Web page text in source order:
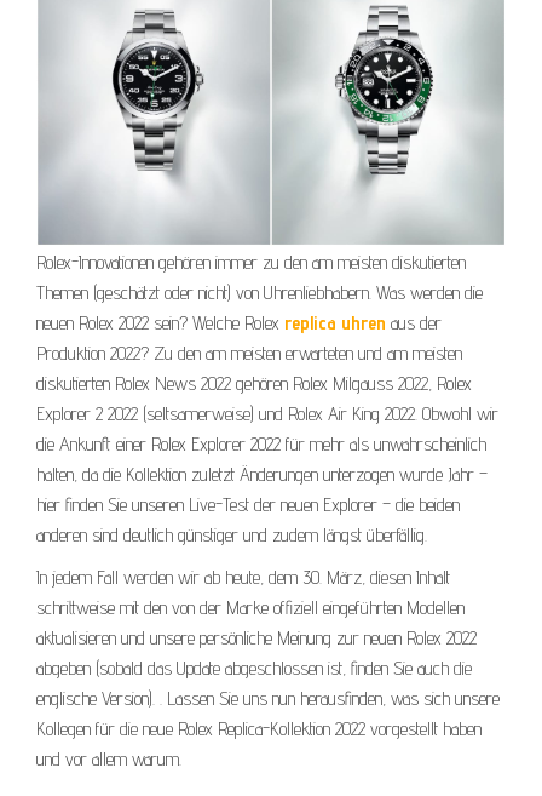
Rolex-Innovationen gehören immer zu den am meisten diskutierten
Themen (geschätzt oder nicht) von Uhrenliebhabern. Was werden die
neuen Rolex 2022 sein? Welche Rolex replica uhren aus der
Produktion 2022? Zu den am meisten erwarteten und am meisten
diskutierten Rolex News 2022 gehören Rolex Milgauss 2022, Rolex
Explorer 2 2022 (seltsamerweise) und Rolex Air King 2022. Obwohl wir
die Ankunft einer Rolex Explorer 2022 für mehr als unwahrscheinlich
halten, da die Kollektion zuletzt Änderungen unterzogen wurde Jahr –
hier finden Sie unseren Live-Test der neuen Explorer – die beiden
anderen sind deutlich günstiger und zudem längst überfällig.
In jedem Fall werden wir ab heute, dem 30. März, diesen Inhalt
schrittweise mit den von der Marke offiziell eingeführten Modellen
aktualisieren und unsere persönliche Meinung zur neuen Rolex 2022
abgeben (sobald das Update abgeschlossen ist, finden Sie auch die
englische Version). . Lassen Sie uns nun herausfinden, was sich unsere
Kollegen für die neue Rolex Replica-Kollektion 2022 vorgestellt haben
und vor allem warum.